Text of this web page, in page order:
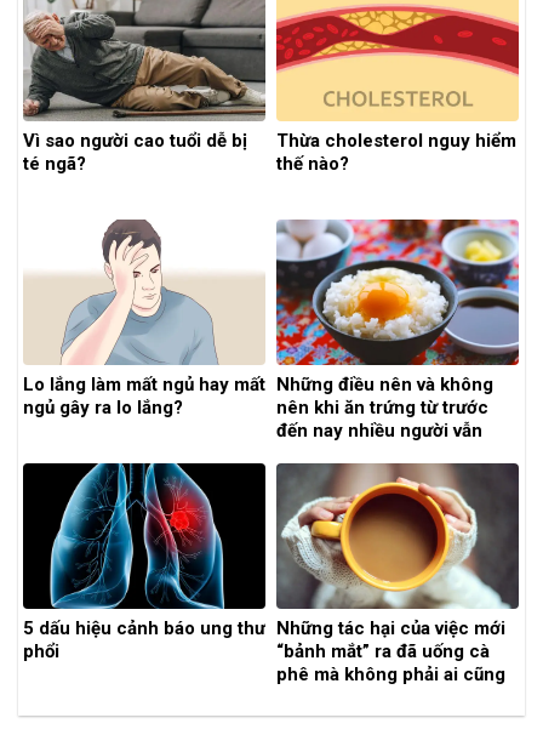
Vì sao người cao tuổi dễ bị
té ngã?
Thừa cholesterol nguy hiểm
thế nào?
Lo lắng làm mất ngủ hay mất
ngủ gây ra lo lắng?
Những điều nên và không
nên khi ăn trứng từ trước
đến nay nhiều người vẫn
5 dấu hiệu cảnh báo ung thư
phổi
Những tác hại của việc mới
“bảnh mắt” ra đã uống cà
phê mà không phải ai cũng